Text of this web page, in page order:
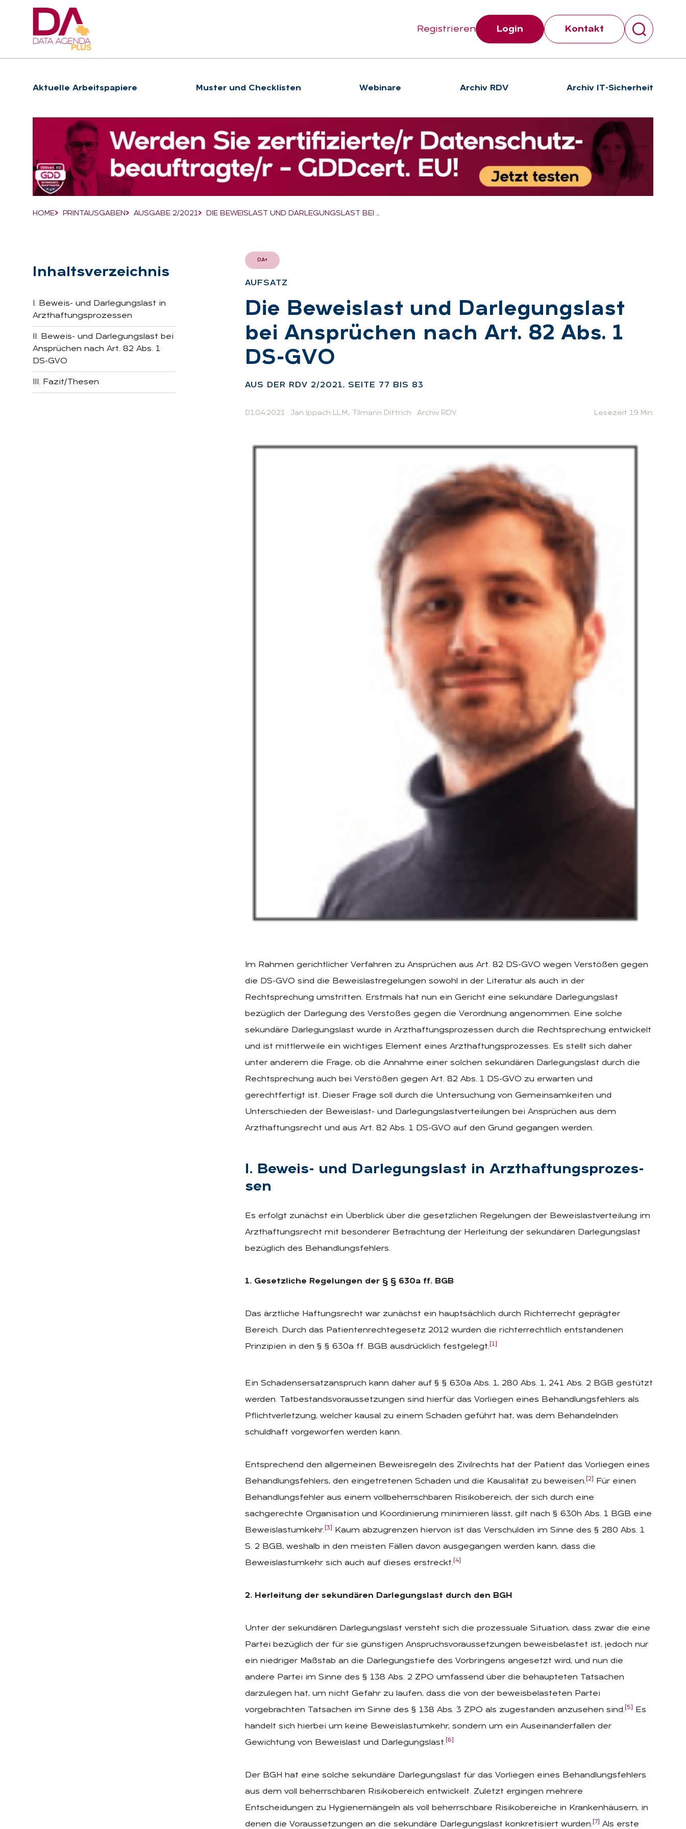
Suchfeld
Suchen
Registrieren Login Kontakt
Hauptnavigation
Ak­tu­el­le Ar­beits­pa­pie­re Muster und Checklisten We­bi­na­re Archiv RDV Archiv IT-Sicherheit
Breadcrumb-Navigation
HOME PRINTAUSGABEN AUSGABE 2/2021 DIE BEWEISLAST UND DARLEGUNGSLAST BEI …
Inhaltsverzeichnis
I. Beweis- und Darlegungslast in
Arzthaftungsprozessen
II. Beweis- und Darlegungslast bei
Ansprüchen nach Art. 82 Abs. 1
DS-GVO
III. Fazit/Thesen
DA+
AUF­SATZ
:
Die Be­weis­last und Dar­le­gungs­last
bei An­sprü­chen nach Art. 82 Abs. 1
DS-GVO
AUS DER RDV 2/2021, SEI­TE 77 BIS 83
01.04.2021 · Jan Ippach LL.M., Tilmann Dittrich · Archiv RDV Lesezeit 19 Min.
Im Rahmen gerichtlicher Verfahren zu Ansprüchen aus Art. 82 DS-GVO wegen Verstößen gegen
die DS-GVO sind die Beweislastregelungen sowohl in der Literatur als auch in der
Rechtsprechung umstritten. Erstmals hat nun ein Gericht eine sekundäre Darlegungslast
bezüglich der Darlegung des Verstoßes gegen die Verordnung angenommen. Eine solche
sekundäre Darlegungslast wurde in Arzthaftungsprozessen durch die Rechtsprechung entwickelt
und ist mittlerweile ein wichtiges Element eines Arzthaftungsprozesses. Es stellt sich daher
unter anderem die Frage, ob die Annahme einer solchen sekundären Darlegungslast durch die
Rechtsprechung auch bei Verstößen gegen Art. 82 Abs. 1 DS-GVO zu erwarten und
gerechtfertigt ist. Dieser Frage soll durch die Untersuchung von Gemeinsamkeiten und
Unterschieden der Beweislast- und Darlegungslastverteilungen bei Ansprüchen aus dem
Arzthaftungsrecht und aus Art. 82 Abs. 1 DS-GVO auf den Grund gegangen werden.
I. Be­weis- und Dar­le­gungs­last in Arzt­haf­tungs­pro­zes­
sen
Es erfolgt zunächst ein Überblick über die gesetzlichen Regelungen der Beweislastverteilung im
Arzthaftungsrecht mit besonderer Betrachtung der Herleitung der sekundären Darlegungslast
bezüglich des Behandlungsfehlers.
1. Gesetzliche Regelungen der § § 630a ff. BGB
Das ärztliche Haftungsrecht war zunächst ein hauptsächlich durch Richterrecht geprägter
Bereich. Durch das Patientenrechtegesetz 2012 wurden die richterrechtlich entstandenen
Prinzipien in den § § 630a ff. BGB ausdrücklich festgelegt. [1]
Ein Schadensersatzanspruch kann daher auf § § 630a Abs. 1, 280 Abs. 1, 241 Abs. 2 BGB gestützt
werden. Tatbestandsvoraussetzungen sind hierfür das Vorliegen eines Behandlungsfehlers als
Pflichtverletzung, welcher kausal zu einem Schaden geführt hat, was dem Behandelnden
schuldhaft vorgeworfen werden kann.
Entsprechend den allgemeinen Beweisregeln des Zivilrechts hat der Patient das Vorliegen eines
Behandlungsfehlers, den eingetretenen Schaden und die Kausalität zu beweisen. [2]
Für einen
Behandlungsfehler aus einem vollbeherrschbaren Risikobereich, der sich durch eine
sachgerechte Organisation und Koordinierung minimieren lässt, gilt nach § 630h Abs. 1 BGB eine
Beweislastumkehr. [3]
Kaum abzugrenzen hiervon ist das Verschulden im Sinne des § 280 Abs. 1
S. 2 BGB, weshalb in den meisten Fällen davon ausgegangen werden kann, dass die
Beweislastumkehr sich auch auf dieses erstreckt. [4]
2. Herleitung der sekundären Darlegungslast durch den BGH
Unter der sekundären Darlegungslast versteht sich die prozessuale Situation, dass zwar die eine
Partei bezüglich der für sie günstigen Anspruchsvoraussetzungen beweisbelastet ist, jedoch nur
ein niedriger Maßstab an die Darlegungstiefe des Vorbringens angesetzt wird, und nun die
andere Partei im Sinne des § 138 Abs. 2 ZPO umfassend über die behaupteten Tatsachen
darzulegen hat, um nicht Gefahr zu laufen, dass die von der beweisbelasteten Partei
vorgebrachten Tatsachen im Sinne des § 138 Abs. 3 ZPO als zugestanden anzusehen sind. [5]
Es
handelt sich hierbei um keine Beweislastumkehr, sondern um ein Auseinanderfallen der
Gewichtung von Beweislast und Darlegungslast. [6]
Der BGH hat eine solche sekundäre Darlegungslast für das Vorliegen eines Behandlungsfehlers
aus dem voll beherrschbaren Risikobereich entwickelt. Zuletzt ergingen mehrere
Entscheidungen zu Hygienemängeln als voll beherrschbare Risikobereiche in Krankenhäusern, in
denen die Voraussetzungen an die sekundäre Darlegungslast konkretisiert wurden. [7] Als erste